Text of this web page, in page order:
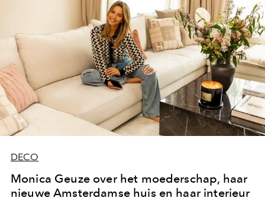
DECO
Monica Geuze over het moederschap, haar
nieuwe Amsterdamse huis en haar interieur